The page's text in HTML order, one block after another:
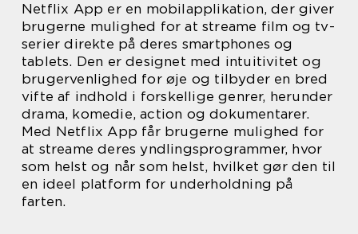
Netflix App er en mobilapplikation, der giver
brugerne mulighed for at streame film og tv-
serier direkte på deres smartphones og
tablets. Den er designet med intuitivitet og
brugervenlighed for øje og tilbyder en bred
vifte af indhold i forskellige genrer, herunder
drama, komedie, action og dokumentarer.
Med Netflix App får brugerne mulighed for
at streame deres yndlingsprogrammer, hvor
som helst og når som helst, hvilket gør den til
en ideel platform for underholdning på
farten.